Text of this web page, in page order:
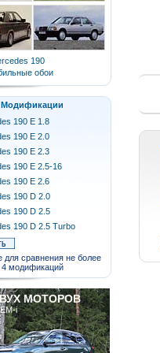
190
обои
Модификации
190 E 1.8
190 E 2.0
190 E 2.3
190 E 2.5-16
190 E 2.6
190 D 2.0
190 D 2.5
190 D 2.5 Turbo
для сравнения не более
4 модификаций
МОТОРОВ
i